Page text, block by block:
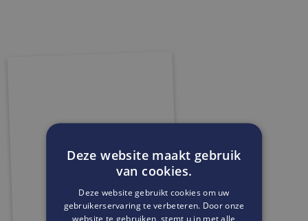
Deze website maakt gebruik
van cookies.
Deze website gebruikt cookies om uw
gebruikerservaring te verbeteren. Door onze
website te gebruiken, stemt u in met alle